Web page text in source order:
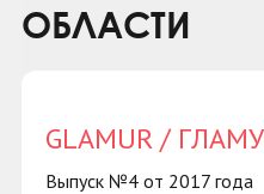
ОБЛАСТИ
GLAMUR /
Выпуск №4 от 2017 года